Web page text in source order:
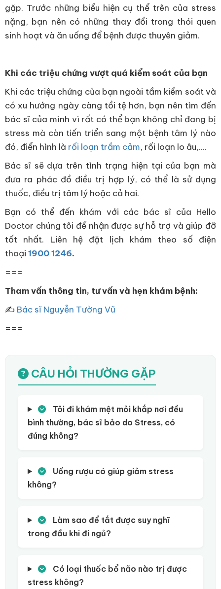
gặp. Trước những biểu hiện cụ thể trên của stress
nặng, bạn nên có những thay đổi trong thói quen
sinh hoạt và ăn uống để bệnh được thuyên giảm.
Khi các triệu chứng vượt quá kiểm soát của bạn
Khi các triệu chứng của bạn ngoài tầm kiểm soát và
có xu hướng ngày càng tồi tệ hơn, bạn nên tìm đến
bác sĩ của mình vì rất có thể bạn không chỉ đang bị
stress mà còn tiến triển sang một bệnh tâm lý nào
đó, điển hình là rối loạn trầm cảm, rối loạn lo âu,....
Bác sĩ sẽ dựa trên tình trạng hiện tại của bạn mà
đưa ra phác đồ điều trị hợp lý, có thể là sử dụng
thuốc, điều trị tâm lý hoặc cả hai.
Bạn có thể đến khám với các bác sĩ của Hello
Doctor chúng tôi để nhận được sự hỗ trợ và giúp đỡ
tốt nhất. Liên hệ đặt lịch khám theo số điện
thoại 1900 1246.
===
Tham vấn thông tin, tư vấn và hẹn khám bệnh:
✍ Bác sĩ Nguyễn Tường Vũ
===
CÂU HỎI THƯỜNG GẶP
Tôi đi khám mệt mỏi khắp nơi đều
bình thường, bác sĩ bảo do Stress, có
đúng không?
Uống rượu có giúp giảm stress
không?
Làm sao để tắt được suy nghĩ
trong đầu khi đi ngủ?
Có loại thuốc bổ não nào trị được
stress không?